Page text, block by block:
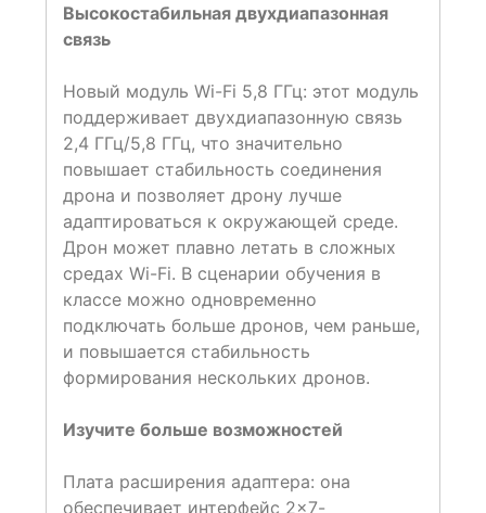
Высокостабильная двухдиапазонная
связь
Новый модуль Wi-Fi 5,8 ГГц: этот модуль
поддерживает двухдиапазонную связь
2,4 ГГц/5,8 ГГц, что значительно
повышает стабильность соединения
дрона и позволяет дрону лучше
адаптироваться к окружающей среде.
Дрон может плавно летать в сложных
средах Wi-Fi. В сценарии обучения в
классе можно одновременно
подключать больше дронов, чем раньше,
и повышается стабильность
формирования нескольких дронов.
Изучите больше возможностей
Плата расширения адаптера: она
обеспечивает интерфейс 2×7-